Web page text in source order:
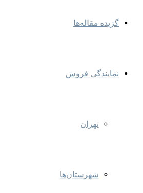
گزیده مقاله‌ها
نمایندگی‌ فروش
تهران
شهرستان‌ها